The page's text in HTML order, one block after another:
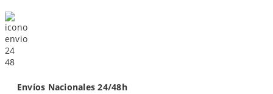
Envíos Nacionales 24/48h